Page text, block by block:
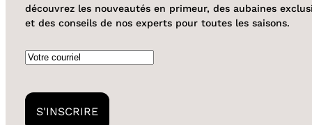
découvrez les nouveautés en primeur, des aubaines
et des conseils de nos experts pour toutes les saisons.
Courriel
S'INSCRIRE